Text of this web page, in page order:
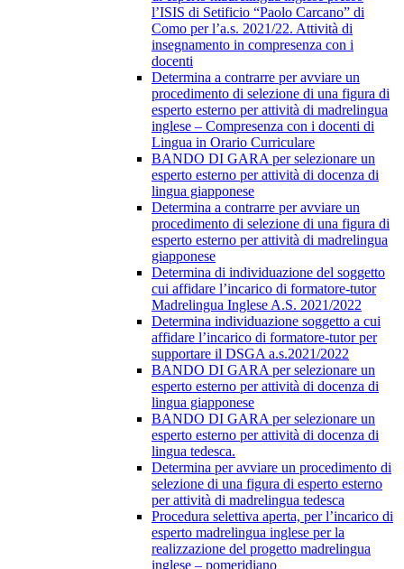
l’ISIS di Setificio “Paolo Carcano” di
Como per l’a.s. 2021/22. Attività di
insegnamento in compresenza con i
docenti
Determina a contrarre per avviare un
procedimento di selezione di una figura di
esperto esterno per attività di madrelingua
inglese – Compresenza con i docenti di
Lingua in Orario Curriculare
BANDO DI GARA per selezionare un
esperto esterno per attività di docenza di
lingua giapponese
Determina a contrarre per avviare un
procedimento di selezione di una figura di
esperto esterno per attività di madrelingua
giapponese
Determina di individuazione del soggetto
cui affidare l’incarico di formatore-tutor
Madrelingua Inglese A.S. 2021/2022
Determina individuazione soggetto a cui
affidare l’incarico di formatore-tutor per
supportare il DSGA a.s.2021/2022
BANDO DI GARA per selezionare un
esperto esterno per attività di docenza di
lingua giapponese
BANDO DI GARA per selezionare un
esperto esterno per attività di docenza di
lingua tedesca.
Determina per avviare un procedimento di
selezione di una figura di esperto esterno
per attività di madrelingua tedesca
Procedura selettiva aperta, per l’incarico di
esperto madrelingua inglese per la
realizzazione del progetto madrelingua
inglese – pomeridiano